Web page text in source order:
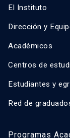
El Instituto
Dirección y
Académicos
Centros de
Estudiantes y
Red de
Programas